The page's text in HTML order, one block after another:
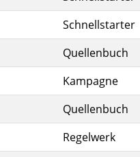
Schnellstarter
Quellenbuch
Kampagne
Quellenbuch
Regelwerk